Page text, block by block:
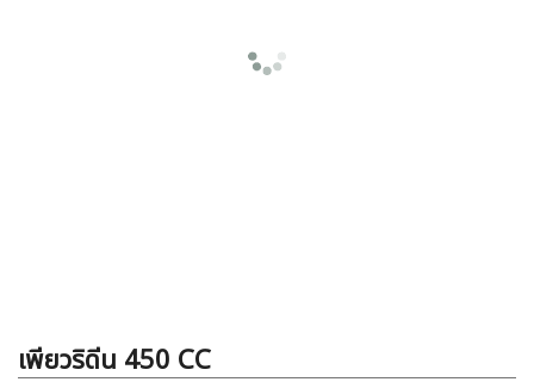
เพียวริดีน 450 CC